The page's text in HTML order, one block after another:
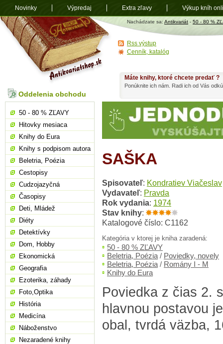
Antikvariát
shop.sk
Nachádzate sa: Antikvariát - 50 - 80 %
SAŠKA
Spisovateľ: Kondratiev Viačeslav
Vydavateľ: Pravda
Rok vydania: 1974
Stav knihy:
Katalogové číslo: C1162
Kategória v ktorej je kniha zaradená:
50 - 80 % ZĽAVY
Beletria, Poézia / Poviedky, novely
Beletria, Poézia / Romány I - M
Knihy do Eura
Poviedka z čias 2.
hlavnou postavou
obal, tvrdá väzba,
Máte knihy, ktoré chcete predať ?
Ponúknite ich nám. Radi ich od Vás
Oddelenia obchodu
50 - 80 % ZĽAVY
Hitovky mesiaca
Knihy do Eura
Knihy s podpisom autora
Beletria, Poézia
Cestopisy
Cudzojazyčná
Časopisy
Deti, Mládež
Diéty
Detektívky
Dom, Hobby
Ekonomická
Geografia
Ezoterika, záhady
Foto,Optika
História
Medicína
Náboženstvo
Nezaradené knihy
Rss výstup
Cenník, katalóg
Novinky Výpredaj Extra zľavy Výkup kníh